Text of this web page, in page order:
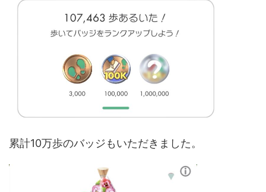
累計10万歩のバッジもいただきました。